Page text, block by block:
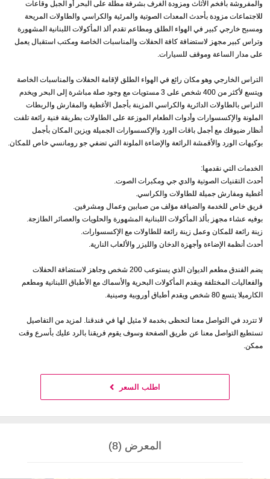
والمفروشة بأفخم الأثاث ومزودة الغرف بشرفة مطلة على البحر أو الجبل وقاعات
للاجتماعات مزودة بأحدث المعدات الصوتية والمرئية والكراسي والطاولات المريحة
ومسبح خارجي كبير في الهواء الطلق ومطاعم تقدم ألذ المأكولات اللبنانية المشهورة
وتراس كبير مجهز لاستضافة كافة الحفلات والمناسبات الخاصة ومكتب استقبال يعمل
على مدار الساعة وموقف للسيارات.
التراس الخارجي وهو مكان رائع في الهواء الطلق لإقامة الحفلات والمناسبات الخاصة
ويتسع لأكثر من 400 شخص على 3 مستويات مع وجود صلة مباشرة إلى البحر ويخدم
التراس بالطاولات الدائرية والكراسي المزينة بأجمل الأغطية والمفارش والربطات
الملونة والإكسسوارات وأدوات الطعام الموزعة على الطاولات بطريقة فنية رائعة تلفت
أنظار ضيوفك مع أجمل باقات الورد والإكسسوارات الجميلة ويزين المكان بأجمل
بوكيهات الورد والأقمشة الرائعة والإضاءة الملونة التي تضفي جو رومانسي خاص للمكان.
الخدمات التي نقدمها:
أحدث التقنيات الصوتية والدي جي ومكبرات الصوت.
أغطية ومفارش جميلة للطاولات والكراسي.
فريق خاص للخدمة والضيافة مؤلف من صبابين وعمال ومشرفين.
بوفيه عشاء مجهز بألذ المأكولات اللبنانية المشهورة والحلويات والعصائر الطازجة.
زينة رائعة للمكان وعمل زينة رائعة للطاولات مع الإكسسوارات.
أحدث أنظمة الإضاءة وأجهزة الدخان والليزر والألعاب النارية.
يضم الفندق مطعم الديوان الذي يستوعب 200 شخص وجاهز لاستضافة الحفلات
والفعاليات المختلفة ويقدم المأكولات البحرية والأسماك مع الأطباق اللبنانية ومطعم
الكارميلا يتسع 80 شخص ويقدم أطباق أوروبية وصينية.
لا تتردد في التواصل معنا لتحظى بخدمة لا مثيل لها في فندقنا. لمزيد من التفاصيل
تستطيع التواصل معنا عن طريق الصفحة وسوف يقوم فريقنا بالرد عليك بأسرع وقت
ممكن.
اطلب السعر
المعرض (8)